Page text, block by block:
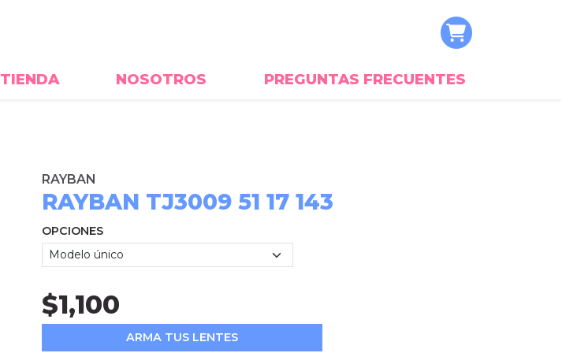
TIENDA NOSOTROS PREGUNTAS FRECUENTES
RAYBAN
RAYBAN TJ3009 51 17 143
OPCIONES
$1,100
ARMA TUS LENTES